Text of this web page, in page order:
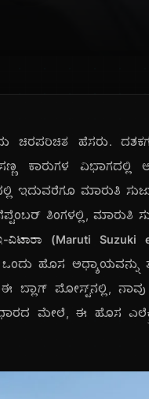
ಚಿರಪರಿಚಿತ ಹೆಸರು.
ಕಾರುಗಳ ವಿಭಾಗದಲ್ಲಿ
ಇದುವರೆಗೂ ಮಾರುತಿ
ತಿಂಗಳಲ್ಲಿ, ಮಾರುತಿ
ವಿಟಾರಾ (Maruti Suzuki
ಒಂದು ಹೊಸ
ಬ್ಲಾಗ್ ಪೋಸ್ಟ್‌ನಲ್ಲಿ,
ಮೇಲೆ, ಈ ಹೊಸ